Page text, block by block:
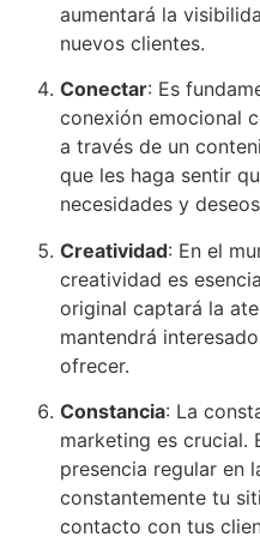
aumentará la
nuevos clientes.
Conectar: Es
conexión emocional
a través de un
que les haga sentir
necesidades y
Creatividad: En el
creatividad es
original captará la
mantendrá
ofrecer.
Constancia: La
marketing es crucial.
presencia regular en
constantemente tu
contacto con tus